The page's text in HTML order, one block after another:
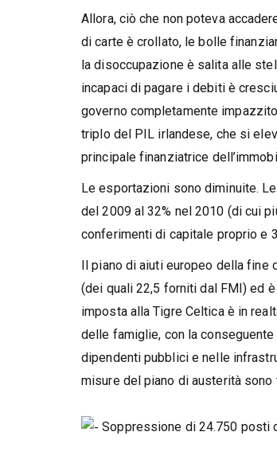
Allora, ciò che non poteva
di carte è crollato, le bolle
la disoccupazione è salita alle
incapaci di pagare i debiti è
governo completamente
triplo del PIL irlandese, che si
principale finanziatrice
Le esportazioni sono diminuite.
del 2009 al 32% nel 2010 (di cui
conferimenti di capitale proprio e
Il piano di aiuti europeo della
(dei quali 22,5 forniti dal FMI) ed
imposta alla Tigre Celtica è in
delle famiglie, con la
dipendenti pubblici e nelle
misure del piano di austerità
Soppressione di 24.750 posti